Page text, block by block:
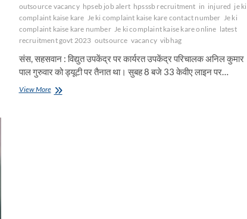
outsource vacancy hpseb job alert hpsssb recruitment in injured je ki
complaint kaise kare Je ki complaint kaise kare contact number Je ki
complaint kaise kare number Je ki complaint kaise kare online latest
recruitment govt 2023 outsource vacancy vibhag
संस, सहसवान : विद्युत उपकेंद्र पर कार्यरत उपकेंद्र परिचालक अनिल कुमार
पाल गुरुवार को ड्यूटी पर तैनात था। सुबह 8 बजे 33 केवीए लाइन पर…
View Moreबिजली